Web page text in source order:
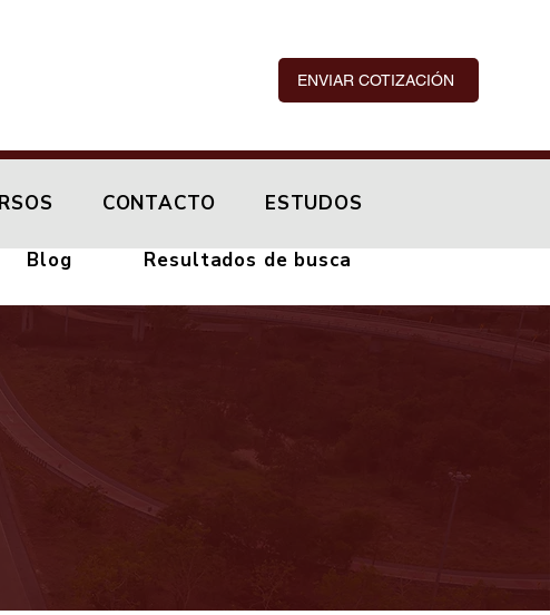
ENVIAR COTIZACIÓN
CONTACTO ESTUDOS
Blog Resultados de busca